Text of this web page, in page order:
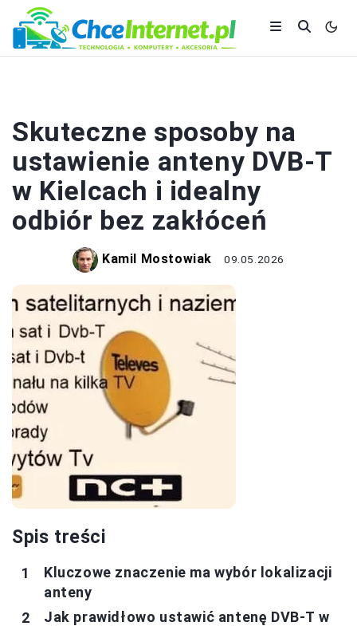
Skuteczne sposoby na
ustawienie anteny DVB-T
w Kielcach i idealny
odbiór bez zakłóceń
Kamil Mostowiak 09.05.2026
Spis treści
Kluczowe znaczenie ma wybór lokalizacji
anteny
Jak prawidłowo ustawić antenę DVB-T w